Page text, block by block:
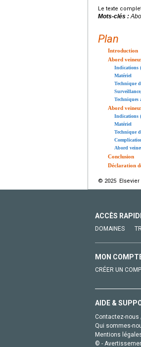
Le texte
Mots-clés :
Plan
Introduction
Abord
Indications
Matériel
Technique
Techniques
Abord
Indications
Matériel
Technique
Abord
Conclusion
Déclaration
© 2025 Elsevier
ACCÈS
DOMAINES
MON
CRÉER UN
AIDE &
Contactez-nous
Qui sommes-
Mentions
© -